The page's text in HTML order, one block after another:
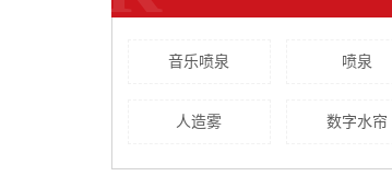
音乐喷泉 喷泉
人造雾 数字水帘